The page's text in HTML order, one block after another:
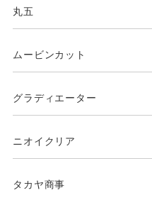
丸五
ムービンカット
グラディエーター
ニオイクリア
タカヤ商事